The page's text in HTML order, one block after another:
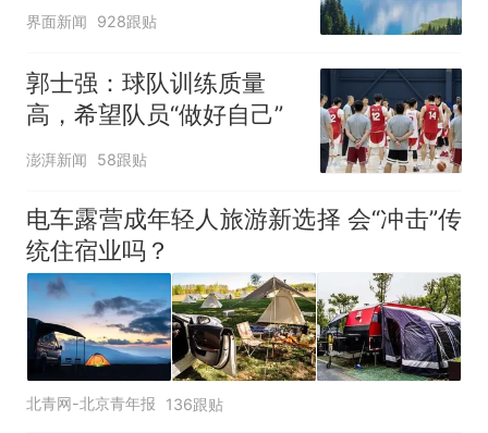
界面新闻 928跟贴
郭士强：球队训练质量
高，希望队员“做好自己”
澎湃新闻 58跟贴
电车露营成年轻人旅游新选择 会“冲击”传
统住宿业吗？
北青网-北京青年报 136跟贴